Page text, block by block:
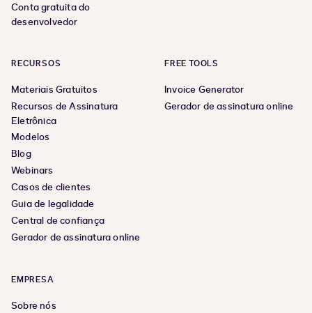
Conta gratuita do
desenvolvedor
RECURSOS
Materiais Gratuitos
Recursos de Assinatura
Eletrônica
Modelos
Blog
Webinars
Casos de clientes
Guia de legalidade
Central de confiança
Gerador de assinatura online
FREE TOOLS
Invoice Generator
Gerador de assinatura online
EMPRESA
Sobre nós